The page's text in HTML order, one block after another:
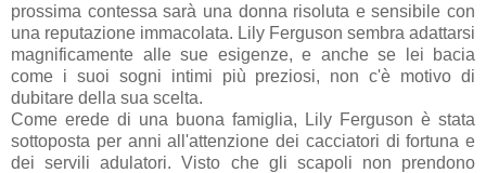
prossima contessa sarà una donna risoluta e sensibile con
una reputazione immacolata. Lily Ferguson sembra adattarsi
magnificamente alle sue esigenze, e anche se lei bacia
come i suoi sogni intimi ​​più preziosi, non c'è motivo di
dubitare della sua scelta.
Come erede di una buona famiglia, Lily Ferguson è stata
sottoposta per anni all'attenzione dei cacciatori di fortuna e
dei servili adulatori. Visto che gli scapoli non prendono